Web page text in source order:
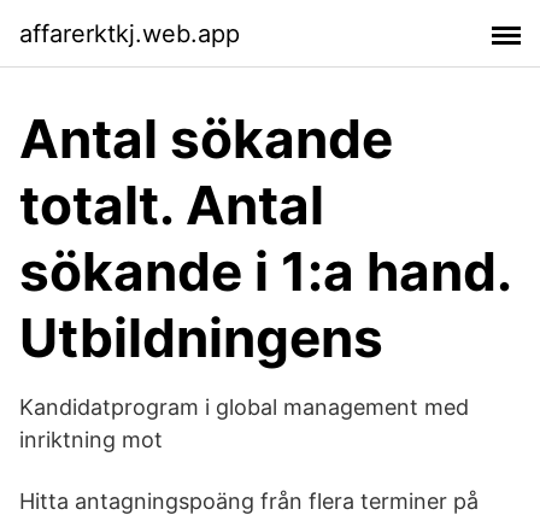
affarerktkj.web.app
Antal sökande
totalt. Antal
sökande i 1:a hand.
Utbildningens
Kandidatprogram i global management med
inriktning mot
Hitta antagningspoäng från flera terminer på